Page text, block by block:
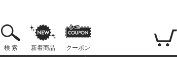
検 索 新着商品 クーポン